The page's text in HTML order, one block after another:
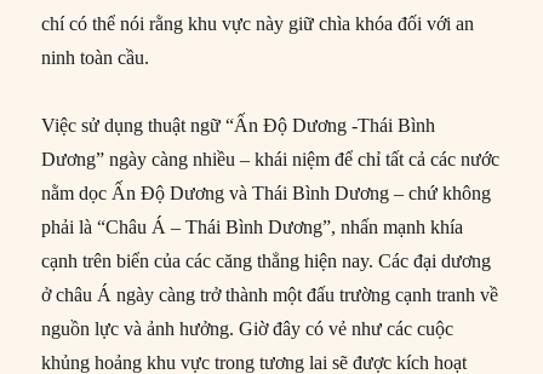
chí có thể nói rằng khu vực này giữ chìa khóa đối với an
ninh toàn cầu.
Việc sử dụng thuật ngữ “Ấn Độ Dương -Thái Bình
Dương” ngày càng nhiều – khái niệm để chỉ tất cả các nước
nằm dọc Ấn Độ Dương và Thái Bình Dương – chứ không
phải là “Châu Á – Thái Bình Dương”, nhấn mạnh khía
cạnh trên biển của các căng thẳng hiện nay. Các đại dương
ở châu Á ngày càng trở thành một đấu trường cạnh tranh về
nguồn lực và ảnh hưởng. Giờ đây có vẻ như các cuộc
khủng hoảng khu vực trong tương lai sẽ được kích hoạt